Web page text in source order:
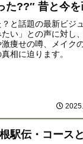
た??″ 昔と今を
と話題の最新ビジ
たい」との声に対し
痩せの噂、メイク
相に迫ります。
駅伝・コース